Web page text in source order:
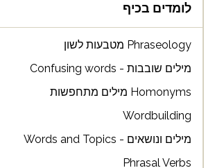
לומדים בכיף
Phraseology מטבעות לשון
מילים שובבות - Confusing words
Homonyms מילים מתחפשות
Wordbuilding
מילים ונושאים - Words and Topics
Phrasal Verbs